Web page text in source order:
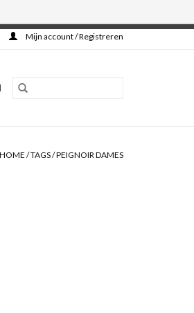
Mijn account / Registreren
HOME /TAGS/PEIGNOIR DAMES